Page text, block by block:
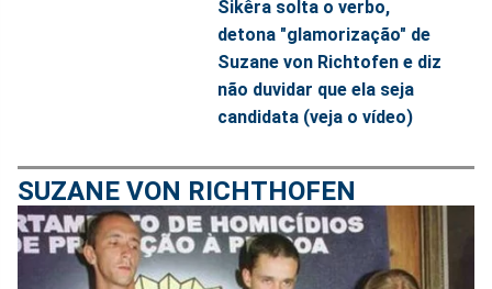
Sikêra solta o verbo,
detona "glamorização" de
Suzane von Richtofen e diz
não duvidar que ela seja
candidata (veja o vídeo)
SUZANE VON RICHTHOFEN